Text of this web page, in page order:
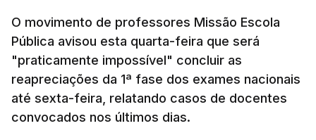
O movimento de professores Missão Escola
Pública avisou esta quarta-feira que será
"praticamente impossível" concluir as
reapreciações da 1ª fase dos exames nacionais
até sexta-feira, relatando casos de docentes
convocados nos últimos dias.